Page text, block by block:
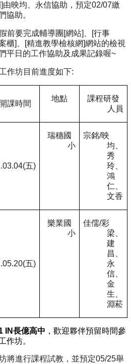
]由映均、永信協助，預定02/07繳
協助。
前要完成輔導團 [網站] [行事
櫃] [精進教學檢核網]網站的檢視
平日的工作協助及成果記錄喔~
作坊目前進度如下:
課時間
地點
課程研發
人員
五)
瑞穗國
小
宗銘/映
均、
秀
玲、
鴻
仁、
文香
五)
樂業國
小
佳儒/彩
梁、
建
昌、
永
信、
金
生、
淵菘
IN長億高中 ，歡迎夥伴預留時間參
作坊。
將進行課程試教，並預定05/25舉